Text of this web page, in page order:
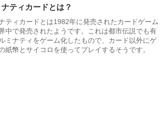
ティカードとは？
ティカードとは1982年に発売されたカードゲーム
中で発売されたようです。これは都市伝説でも有
ミナティをゲーム化したもので、カード以外にゲ
紙幣とサイコロを使ってプレイするそうです。